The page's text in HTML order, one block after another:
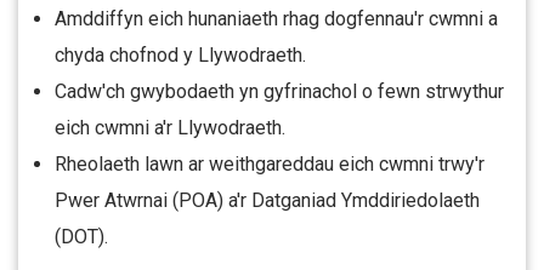
Amddiffyn eich hunaniaeth rhag dogfennau'r cwmni a
chyda chofnod y Llywodraeth.
Cadw'ch gwybodaeth yn gyfrinachol o fewn strwythur
eich cwmni a'r Llywodraeth.
Rheolaeth lawn ar weithgareddau eich cwmni trwy'r
Pwer Atwrnai (POA) a'r Datganiad Ymddiriedolaeth
(DOT).